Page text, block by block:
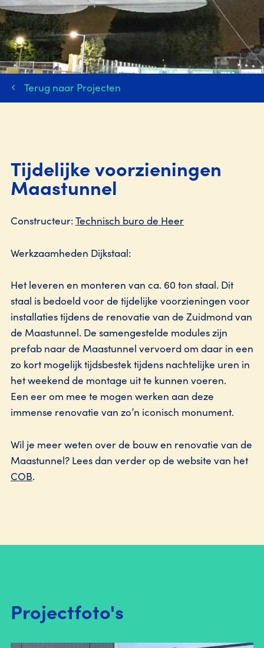
Terug naar Projecten
Tijdelijke voorzieningen
Maastunnel
Constructeur: Technisch buro de Heer
Werkzaamheden Dijkstaal:
Het leveren en monteren van ca. 60 ton staal. Dit
staal is bedoeld voor de tijdelijke voorzieningen voor
installaties tijdens de renovatie van de Zuidmond van
de Maastunnel. De samengestelde modules zijn
prefab naar de Maastunnel vervoerd om daar in een
zo kort mogelijk tijdsbestek tijdens nachtelijke uren in
het weekend de montage uit te kunnen voeren.
Een eer om mee te mogen werken aan deze
immense renovatie van zo’n iconisch monument.
Wil je meer weten over de bouw en renovatie van de
Maastunnel? Lees dan verder op de website van het
COB.
Projectfoto's